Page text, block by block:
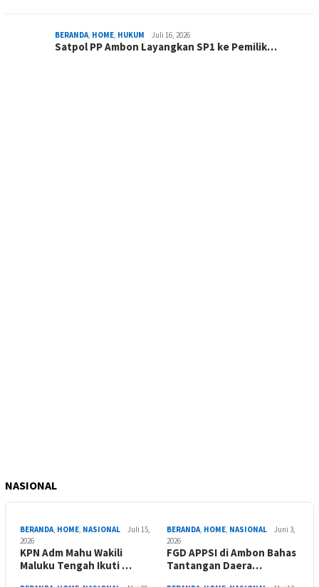
BERANDA, HOME, HUKUM Juli 16, 2026
Satpol PP Ambon Layangkan SP1 ke Pemilik…
NASIONAL
BERANDA, HOME, NASIONAL
Juli 15,
2026
KPN Adm Mahu Wakili
Maluku Tengah Ikuti …
BERANDA, HOME, NASIONAL
Juni 3,
2026
FGD APPSI di Ambon Bahas
Tantangan Daera…